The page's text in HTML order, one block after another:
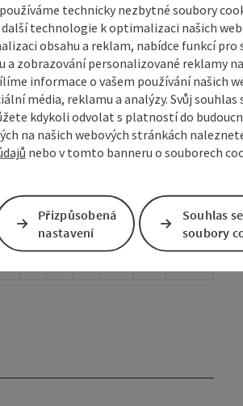
technicky nezbytné soubory
technologie k optimalizaci našich
obsahu a reklam, nabídce funkcí pro
a zobrazování personalizované reklamy
informace o vašem používání našich
média, reklamu a analýzy. Svůj souhlas
kdykoli odvolat s platností do
na našich webových stránkách
nebo v tomto banneru o souborech
Přizpůsobená
nastavení
Souhlas
soubory